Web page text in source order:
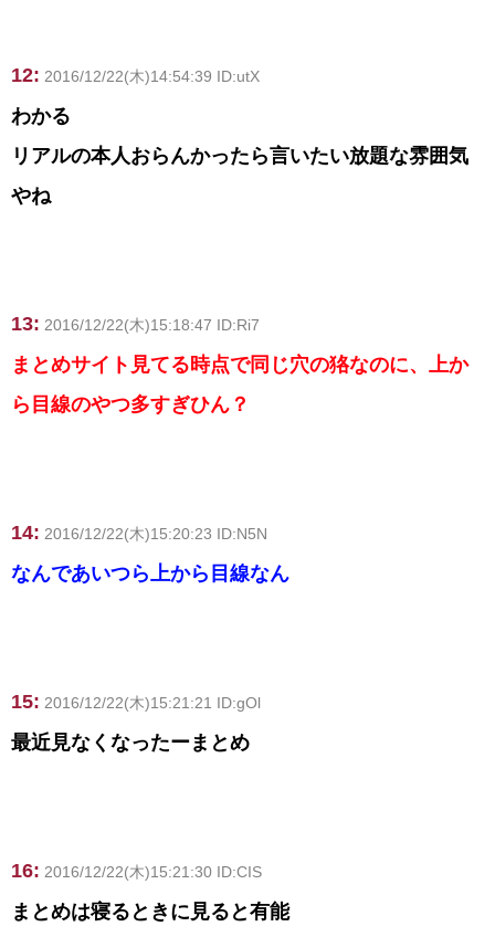
12: 2016/12/22(木)14:54:39 ID:utX
わかる
リアルの本人おらんかったら言いたい放題な雰囲気
やね
13: 2016/12/22(木)15:18:47 ID:Ri7
まとめサイト見てる時点で同じ穴の狢なのに、上か
ら目線のやつ多すぎひん？
14: 2016/12/22(木)15:20:23 ID:N5N
なんであいつら上から目線なん
15: 2016/12/22(木)15:21:21 ID:gOl
最近見なくなったーまとめ
16: 2016/12/22(木)15:21:30 ID:CIS
まとめは寝るときに見ると有能